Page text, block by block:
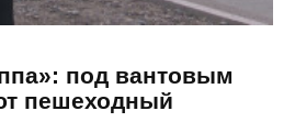
под вантовым
пешеходный